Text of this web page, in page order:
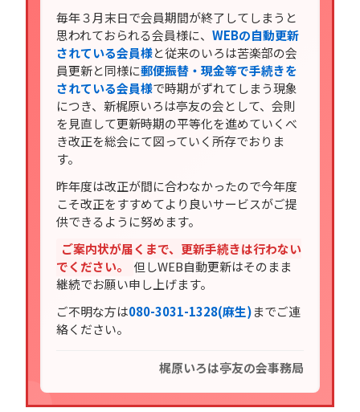
毎年３月末日で会員期間が終了してしまうと
思われておられる会員様に、WEBの自動更新
されている会員様と従来のいろは苦楽部の会
員更新と同様に郵便振替・現金等で手続きを
されている会員様で時期がずれてしまう現象
につき、新梶原いろは亭友の会として、会則
を見直して更新時期の平等化を進めていくべ
き改正を総会にて図っていく所存でおりま
す。
昨年度は改正が間に合わなかったので今年度
こそ改正をすすめてより良いサービスがご提
供できるように努めます。
ご案内状が届くまで、更新手続きは行わない
でください。
但しWEB自動更新はそのまま
継続でお願い申し上げます。
ご不明な方は080-3031-1328(麻生)までご連
絡ください。
梶原いろは亭友の会事務局